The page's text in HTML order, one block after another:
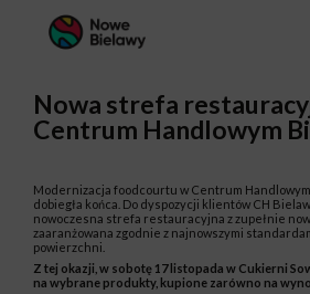
Nowa strefa
Centrum Handlowym
Modernizacja foodcourtu w Centrum
dobiegła końca. Do dyspozycji klientów CH
nowoczesna strefa restauracyjna z zupełnie
zaaranżowana zgodnie z najnowszymi
powierzchni.
Z tej okazji, w sobotę 17 listopada w Cukierni
na wybrane produkty, kupione zarówno na